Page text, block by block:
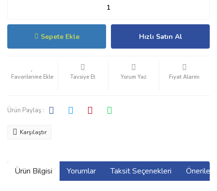
Sepete Ekle Hızlı Satın Al
Tavsiye Et Yorum Yaz Fiyat Alarmı
Ürün Paylaş :
Karşılaştır
Ürün Bilgisi Yorumlar Taksit Seçenekleri